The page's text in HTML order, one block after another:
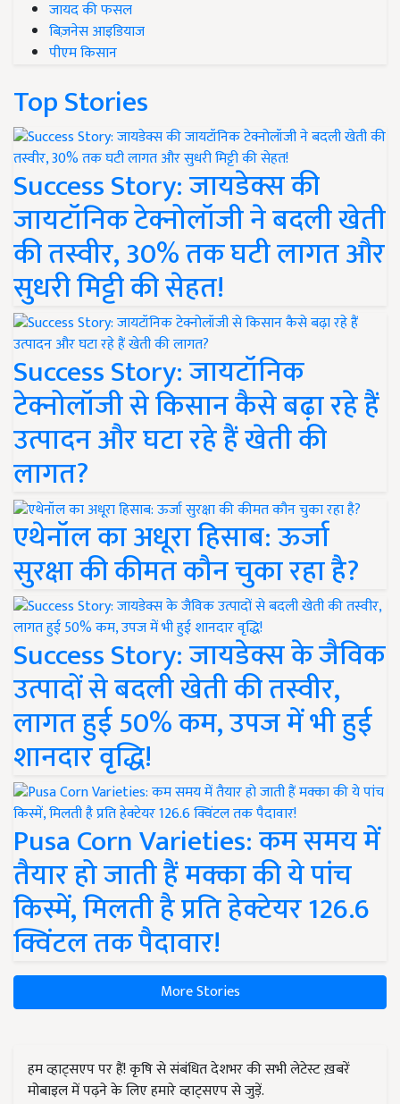
जायद की फसल
बिज़नेस आइडियाज
पीएम किसान
Top Stories
Success Story: जायडेक्स की
जायटॉनिक टेक्नोलॉजी ने बदली खेती
की तस्वीर, 30% तक घटी लागत और
सुधरी मिट्टी की सेहत!
Success Story: जायटॉनिक
टेक्नोलॉजी से किसान कैसे बढ़ा रहे हैं
उत्पादन और घटा रहे हैं खेती की
लागत?
एथेनॉल का अधूरा हिसाब: ऊर्जा
सुरक्षा की कीमत कौन चुका रहा है?
Success Story: जायडेक्स के जैविक
उत्पादों से बदली खेती की तस्वीर,
लागत हुई 50% कम, उपज में भी हुई
शानदार वृद्धि!
Pusa Corn Varieties: कम समय में
तैयार हो जाती हैं मक्का की ये पांच
किस्में, मिलती है प्रति हेक्टेयर 126.6
क्विंटल तक पैदावार!
More Stories
हम व्हाट्सएप पर हैं! कृषि से संबंधित देशभर की सभी लेटेस्ट ख़बरें
मोबाइल में पढ़ने के लिए हमारे व्हाट्सएप से जुड़ें.